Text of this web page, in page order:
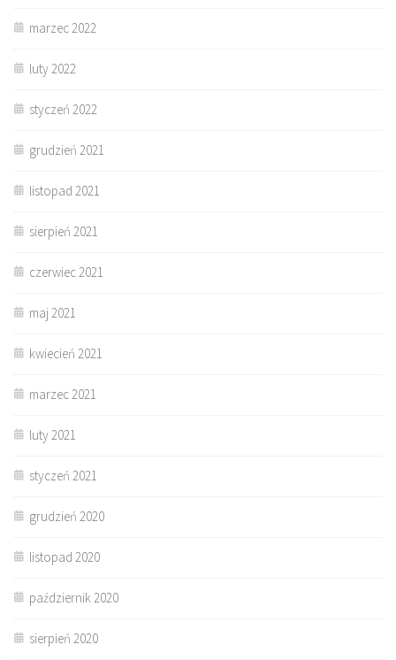
marzec 2022
luty 2022
styczeń 2022
grudzień 2021
listopad 2021
sierpień 2021
czerwiec 2021
maj 2021
kwiecień 2021
marzec 2021
luty 2021
styczeń 2021
grudzień 2020
listopad 2020
październik 2020
sierpień 2020